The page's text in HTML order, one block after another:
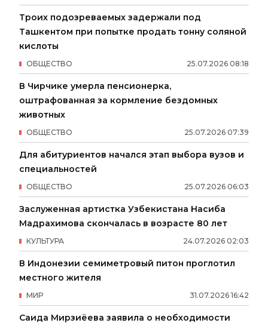
Троих подозреваемых задержали под
Ташкентом при попытке продать тонну соляной
кислоты
25.07.2026 08:18
ОБЩЕСТВО
В Чирчике умерла пенсионерка,
оштрафованная за кормление бездомных
животных
25.07.2026 07:39
ОБЩЕСТВО
Для абитуриентов начался этап выбора вузов и
специальностей
25.07.2026 06:03
ОБЩЕСТВО
Заслуженная артистка Узбекистана Насиба
Мадрахимова скончалась в возрасте 80 лет
24.07.2026 02:03
КУЛЬТУРА
В Индонезии семиметровый питон проглотил
местного жителя
31.07.2026 16:42
МИР
Саида Мирзиёева заявила о необходимости